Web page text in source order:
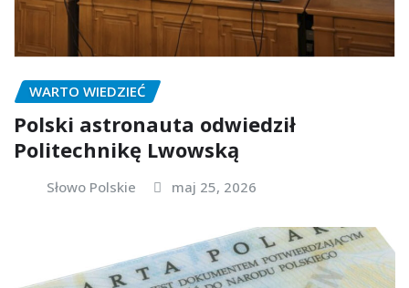
WARTO WIEDZIEĆ
Polski astronauta odwiedził
Politechnikę Lwowską
Słowo Polskie maj 25, 2026